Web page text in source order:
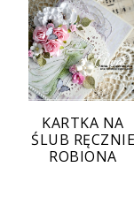
KARTKA NA
ŚLUB RĘCZNIE
ROBIONA